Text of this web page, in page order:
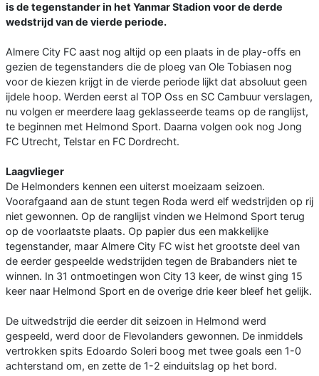
is de tegenstander in het Yanmar Stadion voor de derde
wedstrijd van de vierde periode.
Almere City FC aast nog altijd op een plaats in de play-offs en
gezien de tegenstanders die de ploeg van Ole Tobiasen nog
voor de kiezen krijgt in de vierde periode lijkt dat absoluut geen
ijdele hoop. Werden eerst al TOP Oss en SC Cambuur verslagen,
nu volgen er meerdere laag geklasseerde teams op de ranglijst,
te beginnen met Helmond Sport. Daarna volgen ook nog Jong
FC Utrecht, Telstar en FC Dordrecht.
Laagvlieger
De Helmonders kennen een uiterst moeizaam seizoen.
Voorafgaand aan de stunt tegen Roda werd elf wedstrijden op rij
niet gewonnen. Op de ranglijst vinden we Helmond Sport terug
op de voorlaatste plaats. Op papier dus een makkelijke
tegenstander, maar Almere City FC wist het grootste deel van
de eerder gespeelde wedstrijden tegen de Brabanders niet te
winnen. In 31 ontmoetingen won City 13 keer, de winst ging 15
keer naar Helmond Sport en de overige drie keer bleef het gelijk.
De uitwedstrijd die eerder dit seizoen in Helmond werd
gespeeld, werd door de Flevolanders gewonnen. De inmiddels
vertrokken spits Edoardo Soleri boog met twee goals een 1-0
achterstand om, en zette de 1-2 einduitslag op het bord.